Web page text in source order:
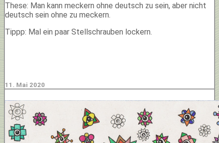
These: Man kann meckern ohne deutsch zu sein, aber nicht
deutsch sein ohne zu meckern.
Tippp: Mal ein paar Stellschrauben lockern.
11. Mai 2020